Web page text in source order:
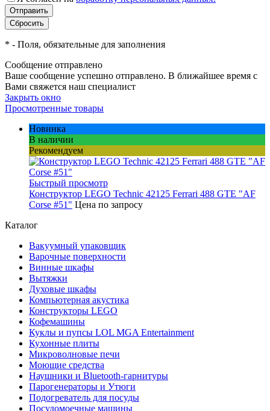
* - Поля, обязательные для заполнения
Сообщение отправлено
Ваше сообщение успешно отправлено. В ближайшее время с
Вами свяжется наш специалист
Закрыть окно
Просмотренные товары
Новинка
В наличии
Рекомендуем
Быстрый просмотр
Конструктор LEGO Technic 42125 Ferrari 488 GTE "AF
Corse #51" Цена по запросу
Каталог
Вакуумный упаковщик
Варочные поверхности
Винные шкафы
Вытяжки
Духовые шкафы
Компьютерная акустика
Конструкторы LEGO
Кофемашины
Куклы и пупсы LOL MGA Entertainment
Кухонные плиты
Микроволновые печи
Моющие средства
Наушники и Bluetooth-гарнитуры
Парогенераторы и Утюги
Подогреватель для посуды
Посудомоечные машины